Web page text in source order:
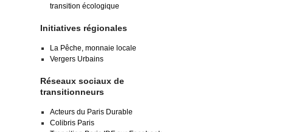
transition écologique
Initiatives régionales
La Pêche, monnaie locale
Vergers Urbains
Réseaux sociaux de
transitionneurs
Acteurs du Paris Durable
Colibris Paris